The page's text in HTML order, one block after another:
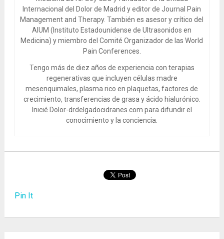
Internacional del Dolor de Madrid y editor de Journal Pain
Management and Therapy. También es asesor y crítico del
AIUM (Instituto Estadounidense de Ultrasonidos en
Medicina) y miembro del Comité Organizador de las World
Pain Conferences.
Tengo más de diez años de experiencia con terapias
regenerativas que incluyen células madre
mesenquimales, plasma rico en plaquetas, factores de
crecimiento, transferencias de grasa y ácido hialurónico.
Inicié Dolor-drdelgadocidranes.com para difundir el
conocimiento y la conciencia.
Pin It